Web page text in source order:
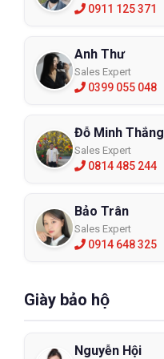
0911 125 371
Anh Thư
Sales Expert
0399 055 048
Đỗ Minh Thắng
Sales Expert
0814 485 244
Bảo Trân
Sales Expert
0914 648 325
Giày bảo hộ
Nguyễn Hội